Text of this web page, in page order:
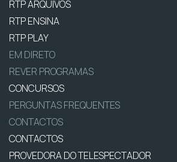
RTP ARQUIVOS
RTP ENSINA
RTP PLAY
EM DIRETO
REVER PROGRAMAS
CONCURSOS
PERGUNTAS FREQUENTES
CONTACTOS
CONTACTOS
PROVEDORA DO TELESPECTADOR